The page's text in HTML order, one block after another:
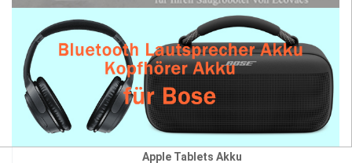
Apple Tablets Akku